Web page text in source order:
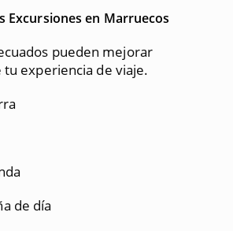
Excursiones en Marruecos
pueden mejorar
experiencia de viaje.
de día